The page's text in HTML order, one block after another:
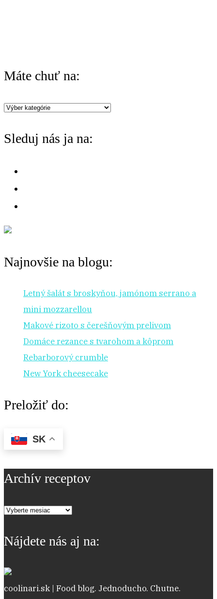
Máte chuť na:
Máte
na:
Sleduj nás ja na:
Najnovšie na blogu:
Letný šalát s broskyňou, jamónom serrano a
mini mozzarellou
Makové rizoto s čerešňovým prelivom
Domáce rezance s tvarohom a kôprom
Rebarborový crumble
New York cheesecake
Preložiť do:
SK
Archív receptov
Archív
Nájdete nás aj na:
coolinari.sk | Food blog. Jednoducho. Chutne.